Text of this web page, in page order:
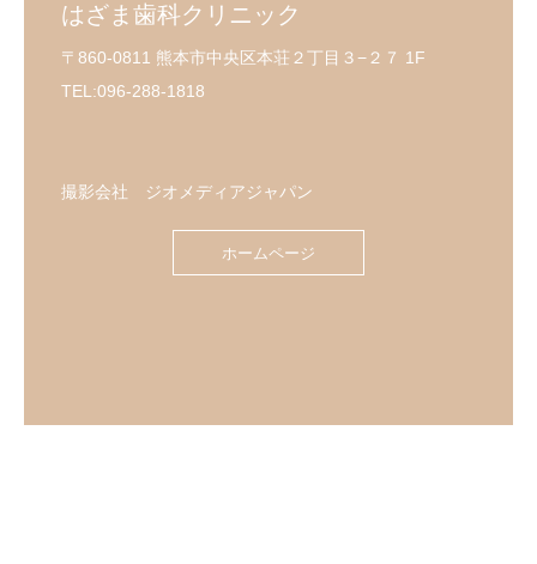
はざま歯科クリニック
〒860-0811 熊本市中央区本荘２丁目３−２７ 1F
TEL:096-288-1818
撮影会社 ジオメディアジャパン
ホームページ